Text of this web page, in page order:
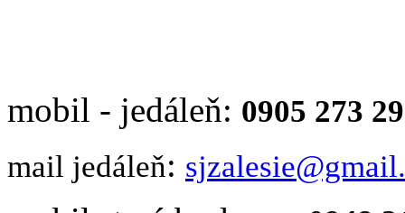
mobil - jedáleň: 0905 273
mail jedáleň: